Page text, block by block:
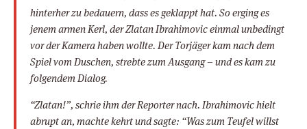
hinterher zu bedauern, dass es geklappt hat. So erging es
jenem armen Kerl, der Zlatan Ibrahimovic einmal unbedingt
vor der Kamera haben wollte. Der Torjäger kam nach dem
Spiel vom Duschen, strebte zum Ausgang – und es kam zu
folgendem Dialog.
“Zlatan!”, schrie ihm der Reporter nach. Ibrahimovic hielt
abrupt an, machte kehrt und sagte: “Was zum Teufel willst